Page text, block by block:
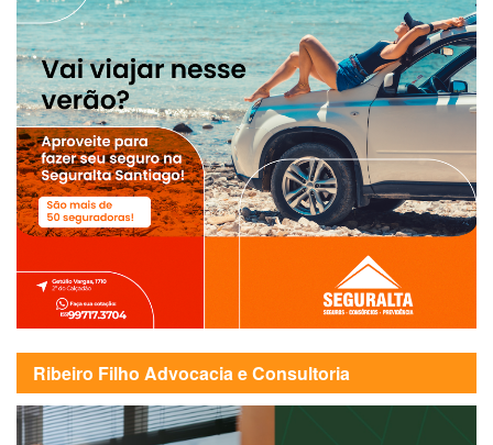
Ribeiro Filho Advocacia e Consultoria